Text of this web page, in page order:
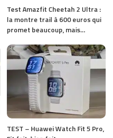
Test Amazfit Cheetah 2 Ultra :
la montre trail à 600 euros qui
promet beaucoup, mais…
TEST – Huawei Watch Fit 5 Pro,